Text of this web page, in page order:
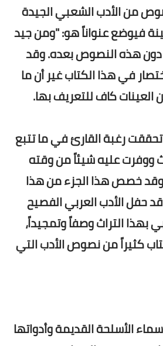
من الأدب الشعبي الجيدة
فيوضع عنواناً هو: "ومن جيد
هذه النصوص بعده. وقد
في هذا الكتاب غير أن ما
كاف للتعريف بها.
رغبة القارئ في ما تتبع
ووفرت عليه شيئاً من وقته
خصص هذا الجزء من هذا
حفل الأدب العربي الفصيح
بهذا التراث وصفاً وتمجيداً،
كثيراً من نصوص الأدب التي
الأسلحة القديمة وأدواتها